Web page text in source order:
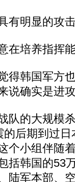
明显的攻
培养指挥
韩国军方也
说确实是进
的大规模
的后期到过
个小组伴随
括韩国的53
陆军本部、